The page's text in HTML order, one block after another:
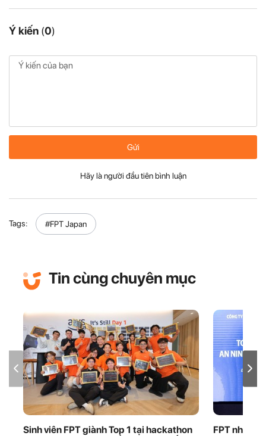
Ý kiến (0)
Gửi
Hãy là người đầu tiên bình luận
Tags: #FPT Japan
Tin cùng chuyên mục
Sinh viên FPT giành Top 1 tại hackathon
FPT nhận